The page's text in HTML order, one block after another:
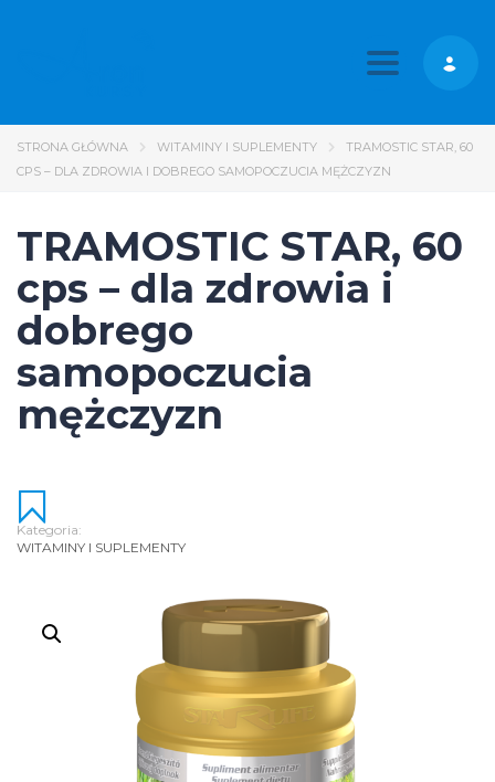
Toggle
STRONA GŁÓWNA WITAMINY I SUPLEMENTY
TRAMOSTIC STAR, 60
CPS – DLA ZDROWIA I DOBREGO SAMOPOCZUCIA MĘŻCZYZN
TRAMOSTIC STAR, 60
cps – dla zdrowia i
dobrego
samopoczucia
mężczyzn
Kategoria:
WITAMINY I SUPLEMENTY